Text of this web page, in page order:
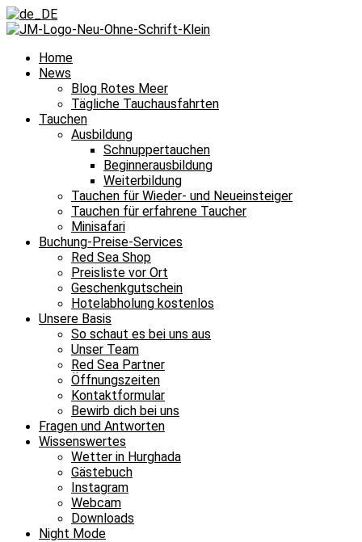
Home
News
Blog Rotes Meer
Tägliche Tauchausfahrten
Tauchen
Ausbildung
Schnuppertauchen
Beginnerausbildung
Weiterbildung
Tauchen für Wieder- und Neueinsteiger
Tauchen für erfahrene Taucher
Minisafari
Buchung-Preise-Services
Red Sea Shop
Preisliste vor Ort
Geschenkgutschein
Hotelabholung kostenlos
Unsere Basis
So schaut es bei uns aus
Unser Team
Red Sea Partner
Öffnungszeiten
Kontaktformular
Bewirb dich bei uns
Fragen und Antworten
Wissenswertes
Wetter in Hurghada
Gästebuch
Instagram
Webcam
Downloads
Night Mode